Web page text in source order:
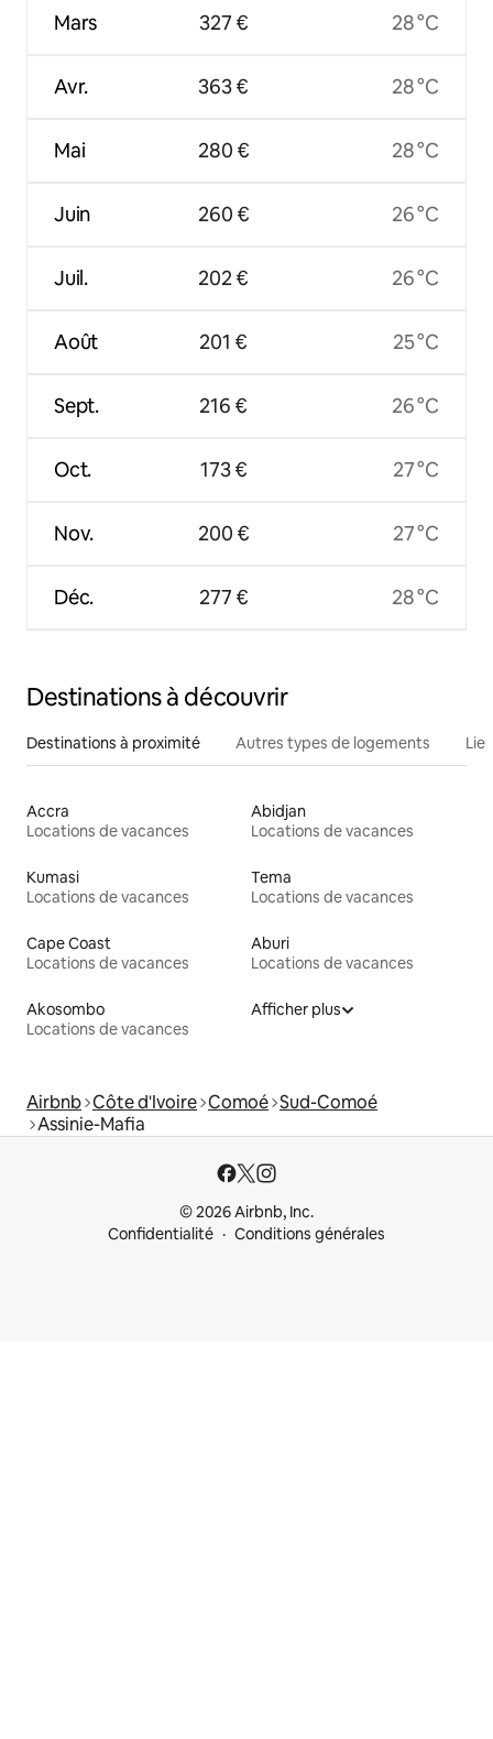
Mars
Avr.
Mai
Juin
Juil.
Août
Sept.
Oct.
Nov.
Déc.
327 €
363 €
280 €
260 €
202 €
201 €
216 €
173 €
200 €
277 €
28 °C
28 °C
28 °C
26 °C
26 °C
25 °C
26 °C
27 °C
27 °C
28 °C
Destinations à découvrir
Destinations à proximité Autres types de logements
Accra
Locations de vacances
Abidjan
Locations de vacances
Kumasi
Locations de vacances
Tema
Locations de vacances
Cape Coast
Locations de vacances
Aburi
Locations de vacances
Akosombo
Locations de vacances
Afficher plus
Airbnb Côte d'Ivoire Comoé Sud-Comoé
Assinie-Mafia
© 2026 Airbnb, Inc.
Confidentialité
Conditions générales